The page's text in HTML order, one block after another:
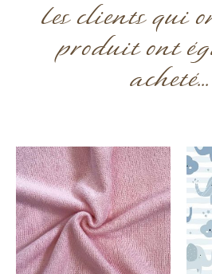
Les clients qui
produit ont
acheté...